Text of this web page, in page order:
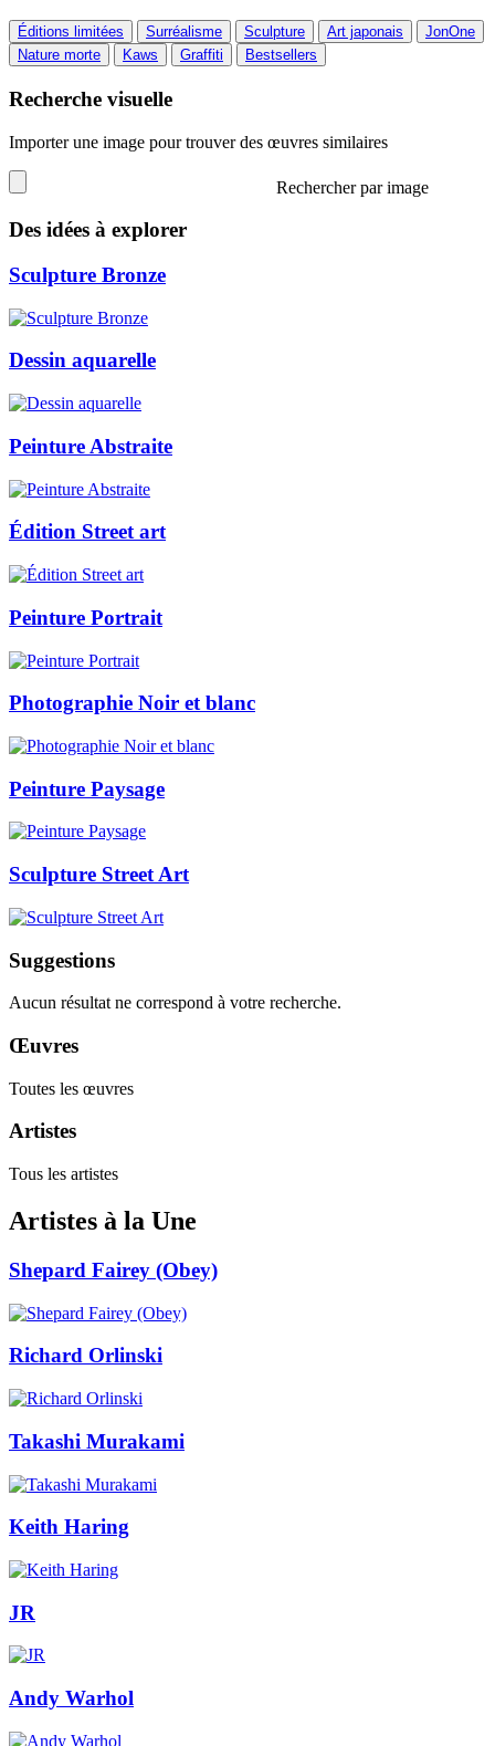
Éditions limitées Surréalisme Sculpture Art japonais
JonOne
Nature morte
Kaws Graffiti Bestsellers
Recherche visuelle
Importer une image pour trouver des œuvres similaires
Rechercher par image
Des idées à explorer
Sculpture Bronze
Dessin aquarelle
Peinture Abstraite
Édition Street art
Peinture Portrait
Photographie Noir et blanc
Peinture Paysage
Sculpture Street Art
Suggestions
Aucun résultat ne correspond à votre recherche.
Œuvres
Toutes les œuvres
Artistes
Tous les artistes
Artistes à la Une
Shepard Fairey (Obey)
Richard Orlinski
Takashi Murakami
Keith Haring
JR
Andy Warhol